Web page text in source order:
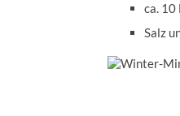
ca.
Salz